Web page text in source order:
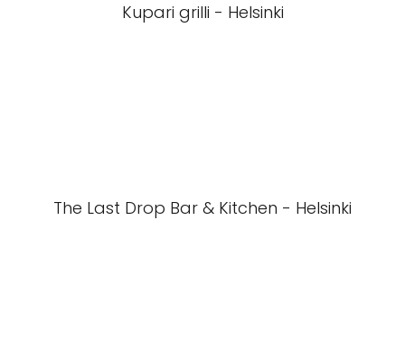
Kupari grilli - Helsinki
The Last Drop Bar & Kitchen - Helsinki